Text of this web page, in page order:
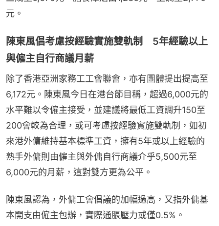
元。
陳東風倡考慮按經驗實施雙軌制 5年經驗以上
與僱主自行商議月薪
除了香港亞洲家務工工會聯會，亦有團體提出提高至
6,172元。陳東風今日在港台節目稱，超過6,000元的
水平難以令僱主接受，並建議將最低工資調升150至
200會較為合理，或可考慮按經驗實施雙軌制，如初
來港外傭維持基本標準工資，擁有5年或以上經驗的
熟手外傭則由僱主與外傭自行商議介乎5,500元至
6,000元的月薪，這對雙方更為公平。
陳東風認為，外傭工會倡議的加幅過高，又指外傭基
本開支由僱主包辦，實際通脹壓力或僅0.5%。